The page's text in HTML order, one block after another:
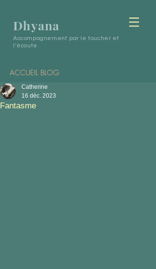
Dhyana
Accompagnement par le toucher et
l’écoute
ACCUEIL BLOG
Fantasme
Catherine
16 déc. 2023